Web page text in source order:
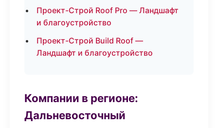
Проект-Строй Roof Pro — Ландшафт
и благоустройство
Проект-Строй Build Roof —
Ландшафт и благоустройство
Компании в регионе:
Дальневосточный